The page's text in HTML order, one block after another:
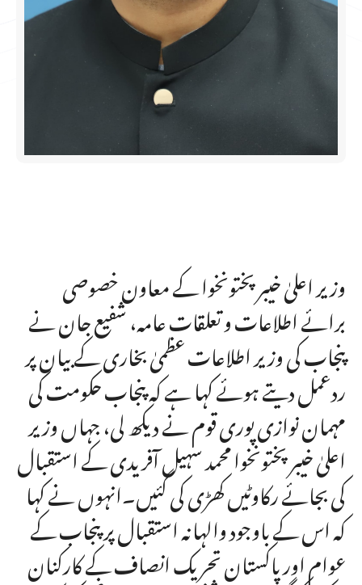
وزیر اعلیٰ خیبر پختونخوا کے معاون خصوصی
برائے اطلاعات و تعلقات عامہ، شفیع جان نے
پنجاب کی وزیر اطلاعات عظمیٰ بخاری کے بیان پر
ردعمل دیتے ہوئے کہا ہے کہ پنجاب حکومت کی
مہمان نوازی پوری قوم نے دیکھ لی، جہاں وزیر
اعلیٰ خیبر پختونخوا محمد سہیل آفریدی کے استقبال
کی بجائے رکاوٹیں کھڑی کی گئیں۔انہوں نے کہا
کہ اس کے باوجود والہانہ استقبال پر پنجاب کے
عوام اور پاکستان تحریک انصاف کے کارکنان